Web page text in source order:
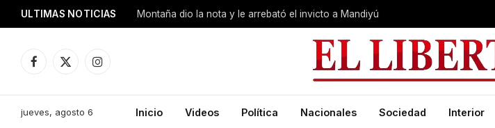
ULTIMAS NOTICIAS Montaña dio la nota y le arrebató el invicto a Mandiyú
Facebook
X
Instagram
jueves, agosto 6 Inicio Videos Política Nacionales Sociedad Interior